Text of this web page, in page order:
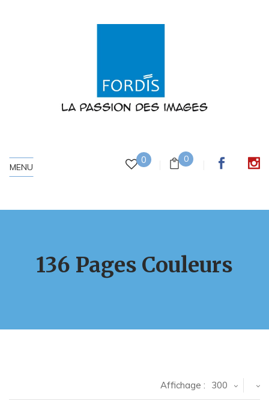
0 0
MENU
136 Pages Couleurs
Affichage : 300